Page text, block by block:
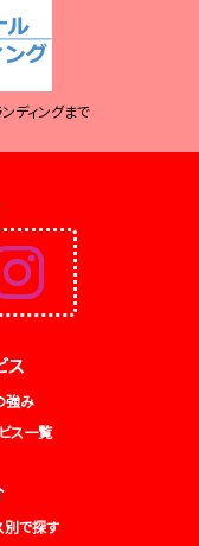
ディングまで
ス
強み
ス一覧
別で探す